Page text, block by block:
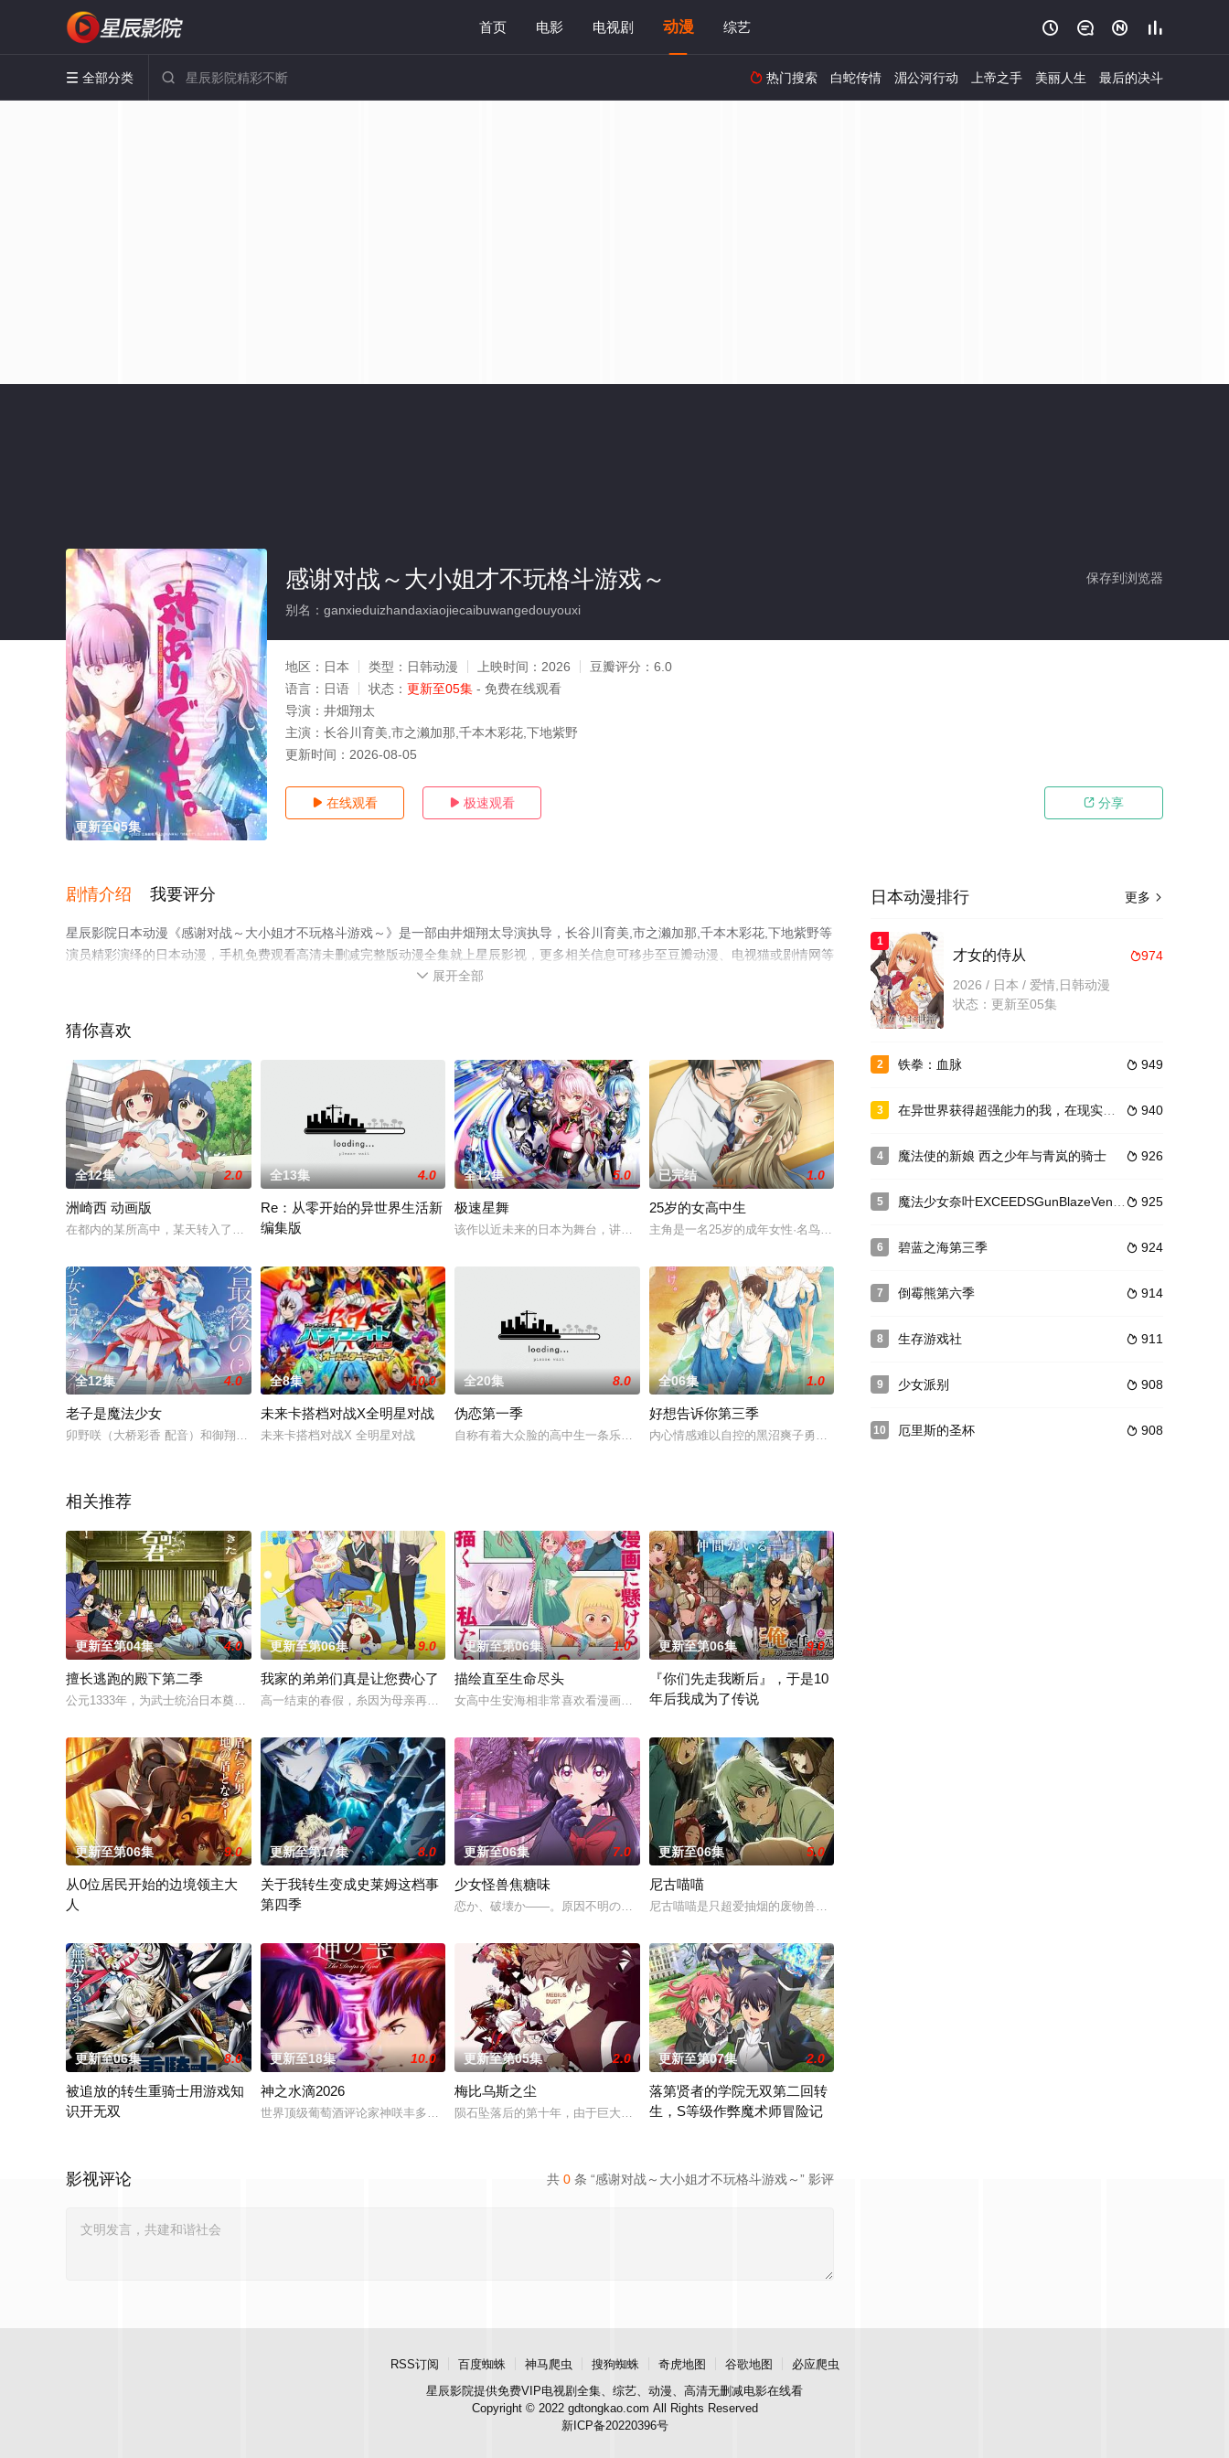
首页 电影 电视剧 动漫 综艺    
 全部分类   热门搜索 白蛇传情 湄公河行动 上帝之手 美丽人生 最后的决斗
更新至05集
保存到浏览器
感谢对战～大小姐才不玩格斗游戏～
别名：ganxieduizhandaxiaojiecaibuwangedouyouxi
地区： 日本 类型： 日韩动漫 上映时间： 2026 豆瓣评分： 6.0
语言： 日语 状态： 更新至05集 - 免费在线观看
导演： 井畑翔太
主演： 长谷川育美,市之濑加那,千本木彩花,下地紫野
更新时间： 2026-08-05
 在线观看  极速观看  分享
剧情介绍 我要评分
星辰影院日本动漫《感谢对战～大小姐才不玩格斗游戏～》是一部由井畑翔太导演执导，长谷川育美,市之濑加那,千本木彩花,下地紫野等
演员精彩演绎的日本动漫，手机免费观看高清未删减完整版动漫全集就上星辰影视，更多相关信息可移步至豆瓣动漫、电视猫或剧情网等
 展开全部
猜你喜欢
全12集 2.0
洲崎西 动画版
在都内的某所高中，某天转入了两位转学生。她们是认真而天然、无法判断其言行的洲崎绫，以及展露天真烂漫的笑容、发呆吐槽皆有所长的西明日香。时而困惑时而爆笑，明日香和
全13集 4.0
Re：从零开始的异世界生活新
编集版
在从便利商店回家的路上，突然被异世界召唤的少年菜月昴。在无法依靠任何东西的异世界，无力的少年手唯一的力量……那是“死去然后重新开始”的力量。为了守护最重要的人们
全12集 5.0
极速星舞
该作以近未来的日本为舞台，讲述运用最新技术、最高时速 500km/h 次时代赛车比赛“NEX Race”，以及突然被拉进比赛世界的主人公少女轮堂凛。
已完结 1.0
25岁的女高中生
主角是一名25岁的成年女性·名鸟花，因为表妹不愿意上学，所以只好自己打扮成高中生的样子帮她去上学。
全12集 4.0
老子是魔法少女
卯野咲（大桥彩香 配音）和御翔樱世（三泽纱千香 配音）组成了偶像团体“Magic Twin”，组合尚处于练习生的阶段，虽然两人每天都积极的展开着演艺活动，但人气
全8集 10.0
未来卡搭档对战X全明星对战
未来卡搭档对战X 全明星对战
全20集 8.0
伪恋第一季
自称有着大众脸的高中生一条乐（内山昂辉 配音），其实是著名流氓帮派“集英组”头目的独子，他本想过上平凡人的生活，直到一个美少女转校生
全06集 1.0
好想告诉你第三季
内心情感难以自控的黑沼爽子勇敢地向风早翔太表白了自己的感情，而风早也以真诚的表白回应了她。二人
相关推荐
更新至第04集 4.0
擅长逃跑的殿下第二季
公元1333年，为武士统治日本奠定基石的镰仓幕府，因其所信任的幕臣——足利尊氏的谋反而宣告灭亡。失去了一切、被推入绝望深渊的幕府正统继承人——北条时行，在自称为
更新至第06集 9.0
我家的弟弟们真是让您费心了
高一结束的春假，糸因为母亲再婚而搬家。但让她没想到的是，竟多了四个弟弟，令她大为震惊！虽然她全力想与新家人打好关系，但长男·源的态度却异常冷淡⋯然而，在他冷酷的
更新至第06集 1.0
描绘直至生命尽头
女高中生安海相非常喜欢看漫画，尤其是 ☆野0 的《机器太与狸太》。国文老师手岛斥责她是浪费生命、声称漫画都是虚构，在没收漫画后，手岛
更新至第06集 9.0
『你们先走我断后』，于是10
年后我成为了传说
更新至第06集 9.0
从0位居民开始的边境领主大
人
更新至第17集 8.0
关于我转生变成史莱姆这档事
第四季
更新至06集 7.0
少女怪兽焦糖味
恋か、破壊か――。原因不明の病に悩まされている女子高生・赤石黒絵（クロエ）。不器用で人との交流を避けて生きてきた彼女は、とある出
更新至06集 5.0
尼古喵喵
尼古喵喵是只超爱抽烟的废物兽人！因为缺乏伦理与卫生观念，不是把烟头往窗外乱丢，就是对人乱吐口水
更新至06集 8.0
被追放的转生重骑士用游戏知
识开无双
更新至18集 10.0
神之水滴2026
世界顶级葡萄酒评论家神咲丰多香去世以后，留下了价值20亿日圆的丰厚遗产和一封遗书。在遗书中他宣布，只有以“盲饮”方式猜中他指定的十二瓶顶级葡萄酒（“十二使徒”）
更新至第05集 2.0
梅比乌斯之尘
陨石坠落后的第十年，由于巨大结晶释放出的神秘粒子“梅比乌斯之尘”的影响，一部分孩子获得了名为“拉姆斯”的特殊能力。这些特殊能力者由于生
更新至第07集 2.0
落第贤者的学院无双第二回转
生，S等级作弊魔术师冒险记
共 0 条 “感谢对战～大小姐才不玩格斗游戏～” 影评
影视评论
更多 
日本动漫排行
1
974
才女的侍从
2026 / 日本 / 爱情,日韩动漫
状态：更新至05集
2  949
铁拳：血脉
3  940
在异世界获得超强能力的我，在现实世界照样无敌～等级提升改变人生命运～ SP
4  926
魔法使的新娘 西之少年与青岚的骑士
5  925
魔法少女奈叶EXCEEDSGunBlazeVengeance
6  924
碧蓝之海第三季
7  914
倒霉熊第六季
8  911
生存游戏社
9  908
少女派别
10  908
厄里斯的圣杯
RSS订阅 百度蜘蛛 神马爬虫 搜狗蜘蛛 奇虎地图 谷歌地图
必应爬虫
星辰影院提供免费VIP电视剧全集、综艺、动漫、高清无删减电影在线看
Copyright © 2022 gdtongkao.com All Rights Reserved
新ICP备20220396号